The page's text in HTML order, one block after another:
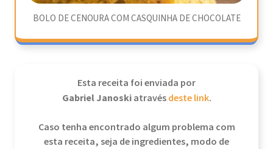
BOLO DE CENOURA COM CASQUINHA DE CHOCOLATE
Esta receita foi enviada por
Gabriel Janoskiatravésdeste link.
Caso tenha encontrado algum problema com
esta receita, seja de ingredientes, modo de